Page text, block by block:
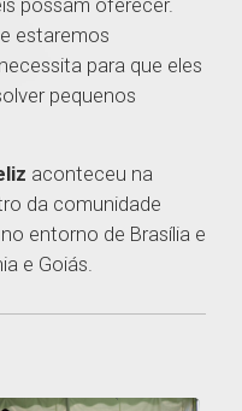
possam oferecer.
estaremos
para que eles
pequenos
aconteceu na
da comunidade
entorno de Brasília e
e Goiás.